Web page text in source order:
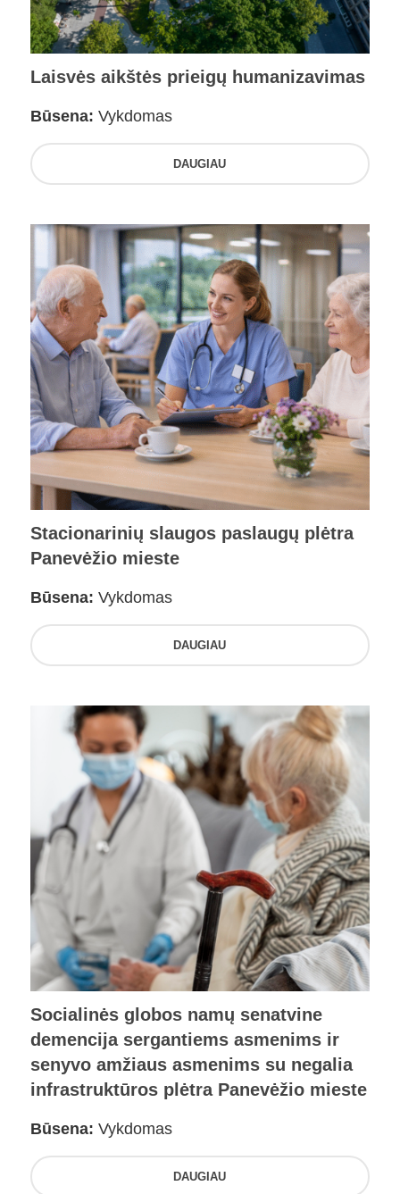
Laisvės aikštės prieigų humanizavimas
Būsena: Vykdomas
DAUGIAU
Stacionarinių slaugos paslaugų plėtra
Panevėžio mieste
Būsena: Vykdomas
DAUGIAU
Socialinės globos namų senatvine
demencija sergantiems asmenims ir
senyvo amžiaus asmenims su negalia
infrastruktūros plėtra Panevėžio mieste
Būsena: Vykdomas
DAUGIAU